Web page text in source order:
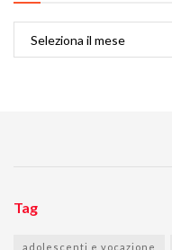
Tag
adolescenti e vocazione